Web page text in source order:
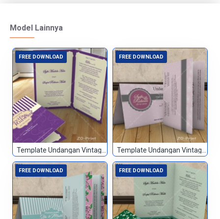
Model Lainnya
FREE DOWNLOAD
Template Undangan Vintage 001
FREE DOWNLOAD
Template Undangan Vintage 002
FREE DOWNLOAD FREE DOWNLOAD